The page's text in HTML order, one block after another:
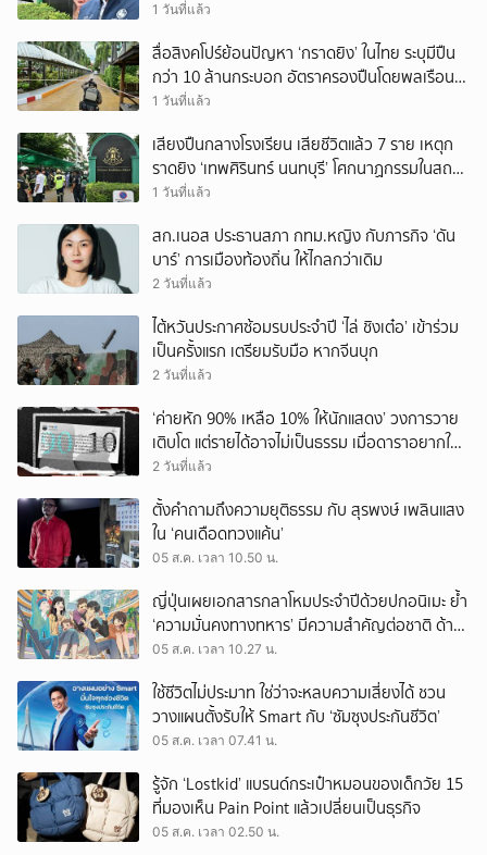
1 วันที่แล้ว
สื่อสิงคโปร์ย้อนปัญหา ‘กราดยิง’ ในไทย ระบุมีปืน
กว่า 10 ล้านกระบอก อัตราครองปืนโดยพลเรือน
สูงที่สุดในภูมิภาค
1 วันที่แล้ว
เสียงปืนกลางโรงเรียน เสียชีวิตแล้ว 7 ราย เหตุก
ราดยิง ‘เทพศิรินทร์ นนทบุรี’ โศกนาฏกรรมในสถาน
ศึกษา ครั้งที่ 2 ในรอบปี
1 วันที่แล้ว
สก.เนอส ประธานสภา กทม.หญิง กับภารกิจ ‘ดัน
บาร์’ การเมืองท้องถิ่น ให้ไกลกว่าเดิม
2 วันที่แล้ว
ไต้หวันประกาศซ้อมรบประจำปี ‘ไล่ ชิงเต๋อ’ เข้าร่วม
เป็นครั้งแรก เตรียมรับมือ หากจีนบุก
2 วันที่แล้ว
‘ค่ายหัก 90% เหลือ 10% ให้นักแสดง’ วงการวาย
เติบโต แต่รายได้อาจไม่เป็นธรรม เมื่อดาราอยากให้มี
‘สัญญามาตรฐาน’
2 วันที่แล้ว
ตั้งคำถามถึงความยุติธรรม กับ สุรพงษ์ เพลินแสง
ใน ‘คนเดือดทวงแค้น’
05 ส.ค. เวลา 10.50 น.
ญี่ปุ่นเผยเอกสารกลาโหมประจำปีด้วยปกอนิเมะ ย้ำ
‘ความมั่นคงทางทหาร’ มีความสำคัญต่อชาติ ด้าน
จีนเตือน ขออย่าซ้ำรอยประวัติศาสตร์
05 ส.ค. เวลา 10.27 น.
ใช้ชีวิตไม่ประมาท ใช่ว่าจะหลบความเสี่ยงได้ ชวน
วางแผนตั้งรับให้ Smart กับ ‘ซัมซุงประกันชีวิต’
05 ส.ค. เวลา 07.41 น.
รู้จัก ‘Lostkid’ แบรนด์กระเป๋าหมอนของเด็กวัย 15
ที่มองเห็น Pain Point แล้วเปลี่ยนเป็นธุรกิจ
05 ส.ค. เวลา 02.50 น.